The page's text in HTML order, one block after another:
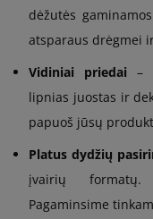
dėžutės
atsparaus drėgmei
Vidiniai priedai –
lipnias juostas ir
papuoš jūsų
Platus dydžių
įvairių formatų.
Pagaminsime